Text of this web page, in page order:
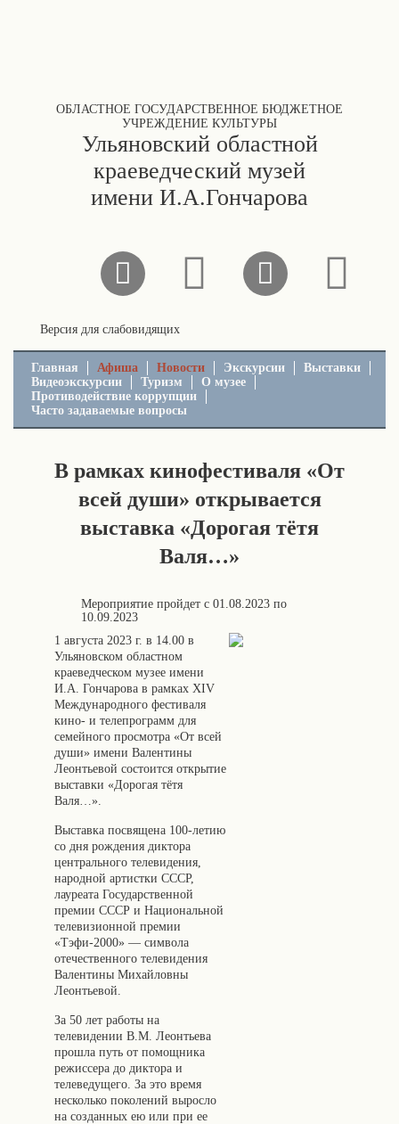
ОБЛАСТНОЕ ГОСУДАРСТВЕННОЕ БЮДЖЕТНОЕ
УЧРЕЖДЕНИЕ КУЛЬТУРЫ
Ульяновский областной
краеведческий музей
имени И.А.Гончарова
Версия для слабовидящих
Главная Афиша Новости Экскурсии
Выставки
Видеоэкскурсии
Туризм
О музее
Противодействие коррупции
Часто задаваемые вопросы
В рамках кинофестиваля «От
всей души» открывается
выставка «Дорогая тётя
Валя…»
Мероприятие пройдет с 01.08.2023 по
10.09.2023
1 августа 2023 г. в 14.00 в
Ульяновском областном
краеведческом музее имени
И.А. Гончарова в рамках ХIV
Международного фестиваля
кино- и телепрограмм для
семейного просмотра «От всей
души» имени Валентины
Леонтьевой состоится открытие
выставки «Дорогая тётя
Валя…».
Выставка посвящена 100-летию
со дня рождения диктора
центрального телевидения,
народной артистки СССР,
лауреата Государственной
премии СССР и Национальной
телевизионной премии
«Тэфи-2000» — символа
отечественного телевидения
Валентины Михайловны
Леонтьевой.
За 50 лет работы на
телевидении В.М. Леонтьева
прошла путь от помощника
режиссера до диктора и
телеведущего. За это время
несколько поколений выросло
на созданных ею или при ее